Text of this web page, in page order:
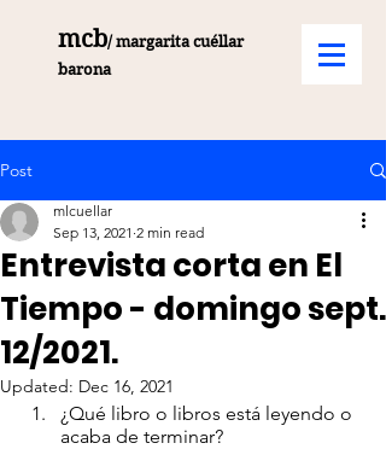
mcb/ margarita cuéllar
barona
Post
Entrevista corta en El
Tiempo - domingo sept.
12/2021.
mlcuellar
Sep 13, 2021 2 min read
Updated: Dec 16, 2021
¿Qué libro o libros está leyendo o
acaba de terminar?